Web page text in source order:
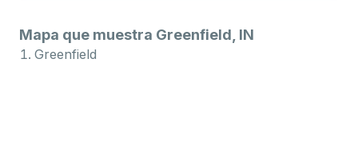
Mapa que muestra Greenfield, IN
Greenfield